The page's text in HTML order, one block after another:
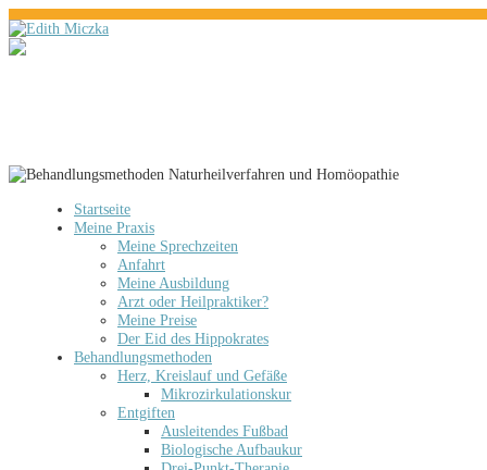
Startseite
Meine Praxis
Meine Sprechzeiten
Anfahrt
Meine Ausbildung
Arzt oder Heilpraktiker?
Meine Preise
Der Eid des Hippokrates
Behandlungsmethoden
Herz, Kreislauf und Gefäße
Mikrozirkulationskur
Entgiften
Ausleitendes Fußbad
Biologische Aufbaukur